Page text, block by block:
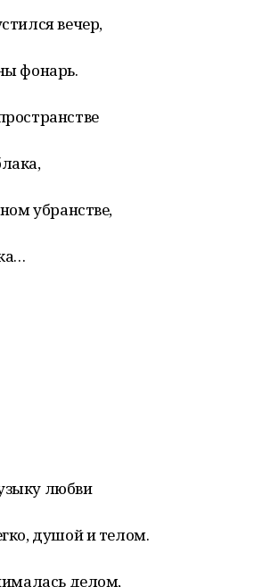
вечер,
фонарь.
убранстве,
любви
душой и телом.
делом,